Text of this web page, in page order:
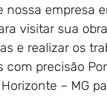
nossa empresa
visitar sua
e realizar os
com precisão
– MG